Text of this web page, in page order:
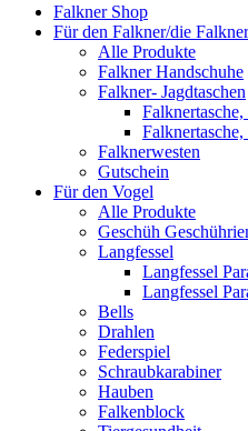
Falkner Shop
Für den Falkner/die
Alle Produkte
Falkner Handschuhe
Falkner- Jagdtaschen
Falknerwesten
Gutschein
Für den Vogel
Alle Produkte
Geschüh
Langfessel
Langfessel
Langfessel
Bells
Drahlen
Federspiel
Schraubkarabiner
Hauben
Falkenblock